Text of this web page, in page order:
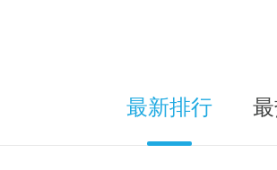
最新排行